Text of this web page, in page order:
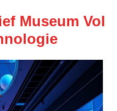
Museum Vol